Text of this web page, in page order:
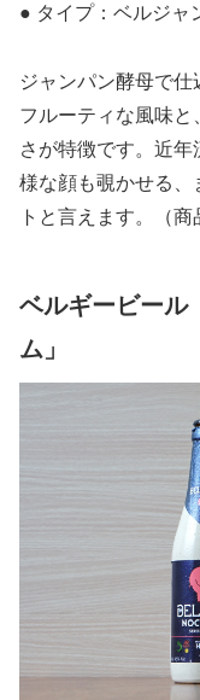
● タイプ：ベルジャ
ジャンパン酵母で
フルーティな風味
さが特徴です。近
様な顔も覗かせる、
トと言えます。（商
ベルギービール
ム」